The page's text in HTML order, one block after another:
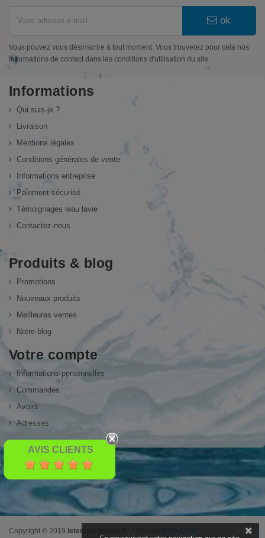
ok
Vous pouvez vous désinscrire à tout moment. Vous trouverez pour cela nos
informations de contact dans les conditions d'utilisation du site.
Informations
Qui suis-je ?
Livraison
Mentions légales
Conditions générales de vente
Informations entreprise
Paiement sécurisé
Témoignages leau lavie
Contactez-nous
Produits & blog
Promotions
Nouveaux produits
Meilleures ventes
Notre blog
Votre compte
Informations personnelles
Commandes
Avoirs
Adresses
AVIS CLIENTS
Copyright © 2019 letempledelavie.fr